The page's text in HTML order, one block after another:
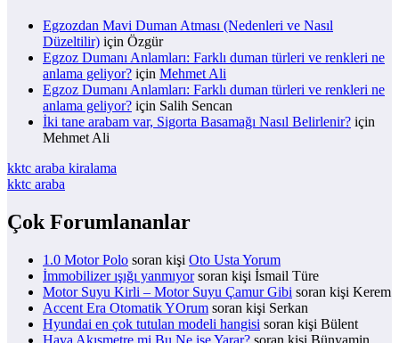
Egzozdan Mavi Duman Atması (Nedenleri ve Nasıl
Düzeltilir) için Özgür
Egzoz Dumanı Anlamları: Farklı duman türleri ve renkleri ne
anlama geliyor? için Mehmet Ali
Egzoz Dumanı Anlamları: Farklı duman türleri ve renkleri ne
anlama geliyor? için Salih Sencan
İki tane arabam var, Sigorta Basamağı Nasıl Belirlenir? için
Mehmet Ali
kktc araba kiralama
kktc araba
Çok Forumlananlar
1.0 Motor Polo soran kişi Oto Usta Yorum
İmmobilizer ışığı yanmıyorsoran kişi İsmail Türe
Motor Suyu Kirli – Motor Suyu Çamur Gibi soran kişi Kerem
Accent Era Otomatik YOrum soran kişi Serkan
Hyundai en çok tutulan modeli hangisi soran kişi Bülent
Hava Akışmetre mi Bu Ne işe Yarar? soran kişi Bünyamin